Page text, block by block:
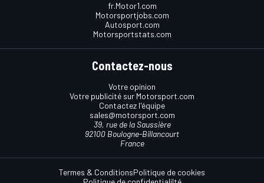
fr.Motor1.com
Motorsportjobs.com
Autosport.com
Motorsportstats.com
Contactez-nous
Votre opinion
Votre publicité sur Motorsport.com
Contactez l'équipe
sales@motorsport.com
39, rue de la Saussière
92100 Boulogne-Billancourt
France
Termes & ConditionsPolitique de cookies